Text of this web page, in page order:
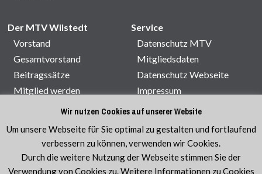
Der MTV Wilstedt
Vorstand
Gesamtvorstand
Beitragssätze
Mitglied werden
Service
Datenschutz MTV
Mitgliedsdaten
Datenschutz Webseite
Impressum
Kontakt
Wir nutzen Cookies auf unserer Website
Um unsere Webseite für Sie optimal zu gestalten und fortlaufend
verbessern zu können, verwenden wir Cookies.
Durch die weitere Nutzung der Webseite stimmen Sie der
Verwendung von Cookies zu. Weitere Informationen zu Cookies